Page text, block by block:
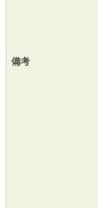
備考